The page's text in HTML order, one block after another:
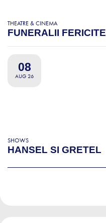
THEATRE & CINEMA
FUNERALII FERICITE
08
AUG 26
SHOWS
HANSEL SI GRETEL